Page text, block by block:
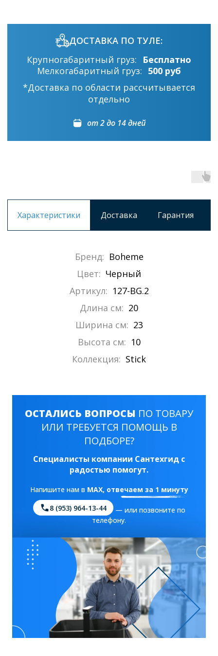
ДОСТАВКА ПО ТУЛЕ:
Крупногабаритный груз:
Бесплатно
Мелкогабаритный груз: 500 руб
*Доставка по области рассчитывается
отдельно
от 2 до 14 дней
Характеристики Доставка Гарантия
Бренд: Boheme
Цвет: Черный
Артикул: 127-BG.2
Длина см: 20
Ширина см: 23
Высота см: 10
Коллекция: Stick
ОСТАЛИСЬ ВОПРОСЫ ПО ТОВАРУ
ИЛИ ТРЕБУЕТСЯ ПОМОЩЬ В
ПОДБОРЕ?
Специалисты компании Сантехгид с
радостью помогут.
Напишите нам в MAX, отвечаем за 1 минуту
8 (953) 964-13-44
— или позвоните по
телефону.